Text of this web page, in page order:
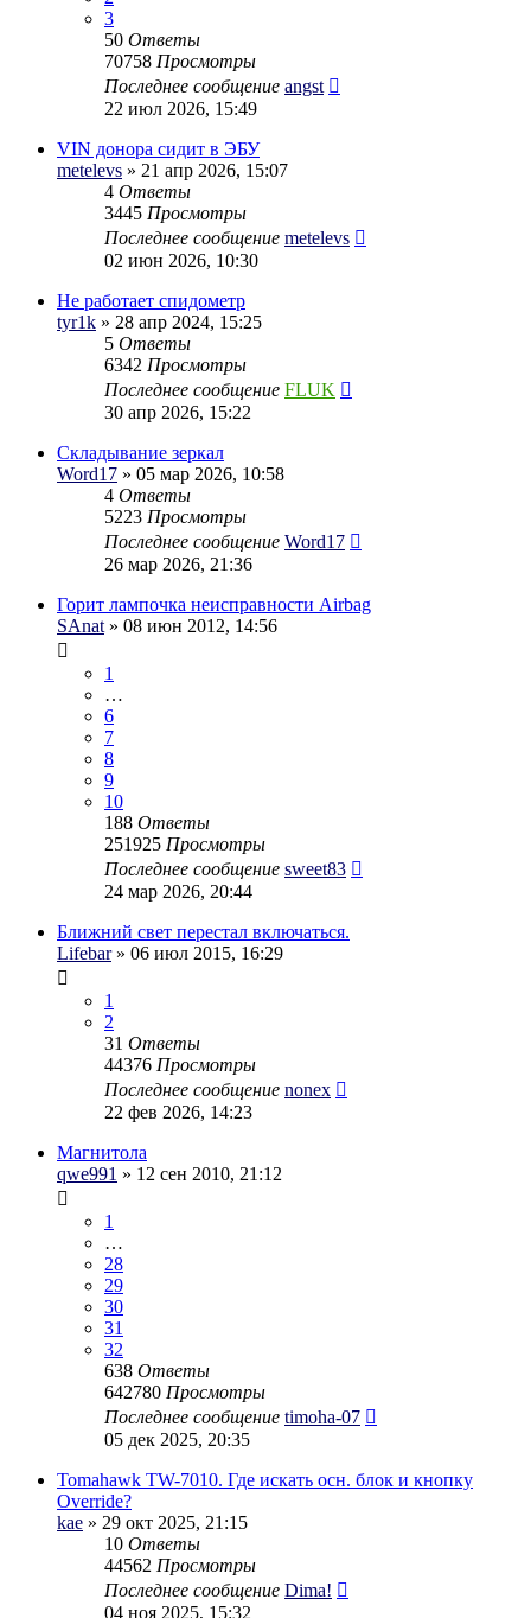
3
50 Ответы
70758 Просмотры
Последнее сообщение angst
22 июл 2026, 15:49
VIN донора сидит в ЭБУ
metelevs » 21 апр 2026, 15:07
4 Ответы
3445 Просмотры
Последнее сообщение metelevs
02 июн 2026, 10:30
Не работает спидометр
tyr1k » 28 апр 2024, 15:25
5 Ответы
6342 Просмотры
Последнее сообщение FLUK
30 апр 2026, 15:22
Складывание зеркал
Word17 » 05 мар 2026, 10:58
4 Ответы
5223 Просмотры
Последнее сообщение Word17
26 мар 2026, 21:36
Горит лампочка неисправности Airbag
SAnat » 08 июн 2012, 14:56
1
…
6
7
8
9
10
188 Ответы
251925 Просмотры
Последнее сообщение sweet83
24 мар 2026, 20:44
Ближний свет перестал включаться.
Lifebar» 06 июл 2015, 16:29
1
2
31 Ответы
44376 Просмотры
Последнее сообщение nonex
22 фев 2026, 14:23
Магнитола
qwe991 » 12 сен 2010, 21:12
1
…
28
29
30
31
32
638 Ответы
642780 Просмотры
Последнее сообщение timoha-07
05 дек 2025, 20:35
Tomahawk TW-7010. Где искать осн. блок и кнопку
Override?
kae » 29 окт 2025, 21:15
10 Ответы
44562 Просмотры
Последнее сообщение Dima!
04 ноя 2025, 15:32